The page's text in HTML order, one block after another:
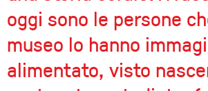
oggi sono le persone
museo lo hanno
alimentato, visto